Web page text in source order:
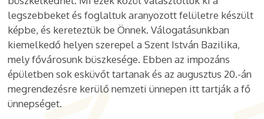
legszebbeket és foglaltuk aranyozott felületre készült
képbe, és kereteztük be Önnek. Válogatásunkban
kiemelkedő helyen szerepel a Szent István Bazilika,
mely fővárosunk büszkesége. Ebben az impozáns
épületben sok esküvőt tartanak és az augusztus 20.-án
megrendezésre kerülő nemzeti ünnepen itt tartják a fő
ünnepséget.